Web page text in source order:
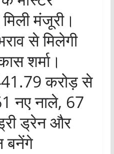
मंजूरी।
से मिलेगी
शर्मा।
करोड़ से
नए नाले, 67
ड्रेन और
बनेंगे